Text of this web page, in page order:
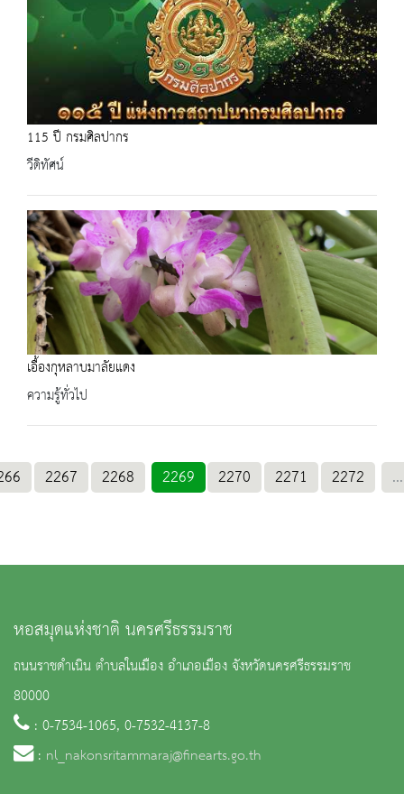
115 ปี กรมศิลปากร
วีดิทัศน์
เอื้องกุหลาบมาลัยแดง
ความรู้ทั่วไป
2267 2268 2269 2270 2271 2272 ...
หอสมุดแห่งชาติ นครศรีธรรมราช
ถนนราชดำเนิน ตำบลในเมือง อำเภอเมือง จังหวัดนครศรีธรรมราช
80000
: 0-7534-1065, 0-7532-4137-8
: nl_nakonsritammaraj@finearts.go.th